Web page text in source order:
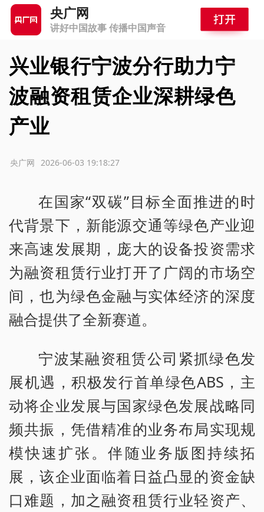
央广网
讲好中国故事 传播中国声音
兴业银行宁波分行助力宁
波融资租赁企业深耕绿色
产业
2026-06-03 19:18:27
央广网
在国家“双碳”目标全面推进的时
代背景下，新能源交通等绿色产业迎
来高速发展期，庞大的设备投资需求
为融资租赁行业打开了广阔的市场空
间，也为绿色金融与实体经济的深度
融合提供了全新赛道。
宁波某融资租赁公司紧抓绿色发
展机遇，积极发行首单绿色ABS，主
动将企业发展与国家绿色发展战略同
频共振，凭借精准的业务布局实现规
模快速扩张。伴随业务版图持续拓
展，该企业面临着日益凸显的资金缺
口难题，加之融资租赁行业轻资产、